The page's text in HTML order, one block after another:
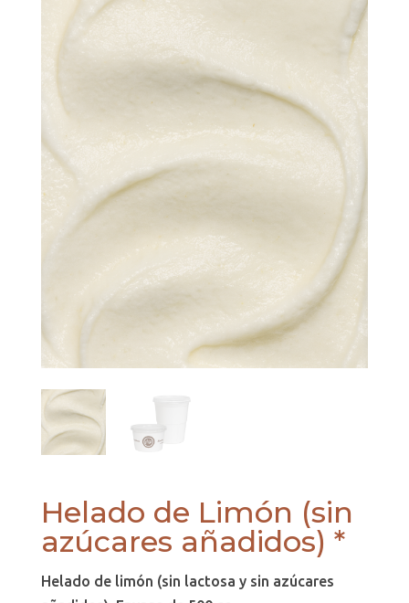
Helado de Limón (sin
azúcares añadidos) *
Helado de limón (sin lactosa y sin azúcares